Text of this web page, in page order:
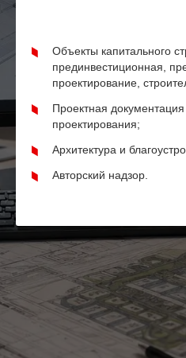
Объекты капитального
прединвестиционная,
проектирование,
Проектная
проектирования;
Архитектура и
Авторский надзор.
Навигация
О КОМПАНИИ